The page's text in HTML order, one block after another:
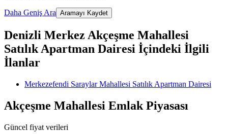
Daha Geniş Ara Aramayı Kaydet
Denizli Merkez Akçeşme Mahallesi
Satılık Apartman Dairesi İçindeki İlgili
İlanlar
Merkezefendi Saraylar Mahallesi Satılık Apartman Dairesi
Akçeşme Mahallesi Emlak Piyasası
Güncel fiyat verileri